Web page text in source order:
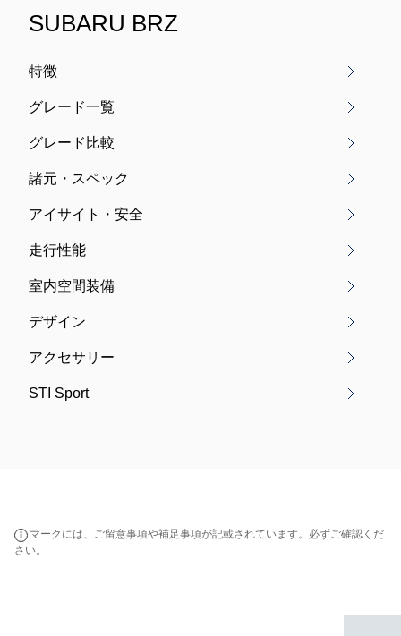
SUBARU BRZ
特徴
グレード一覧
グレード比較
諸元・スペック
アイサイト・安全
走行性能
室内空間装備
デザイン
アクセサリー
STI Sport
マークには、ご留意事項や補足事項が記載されています。必ずご確認くだ
さい。